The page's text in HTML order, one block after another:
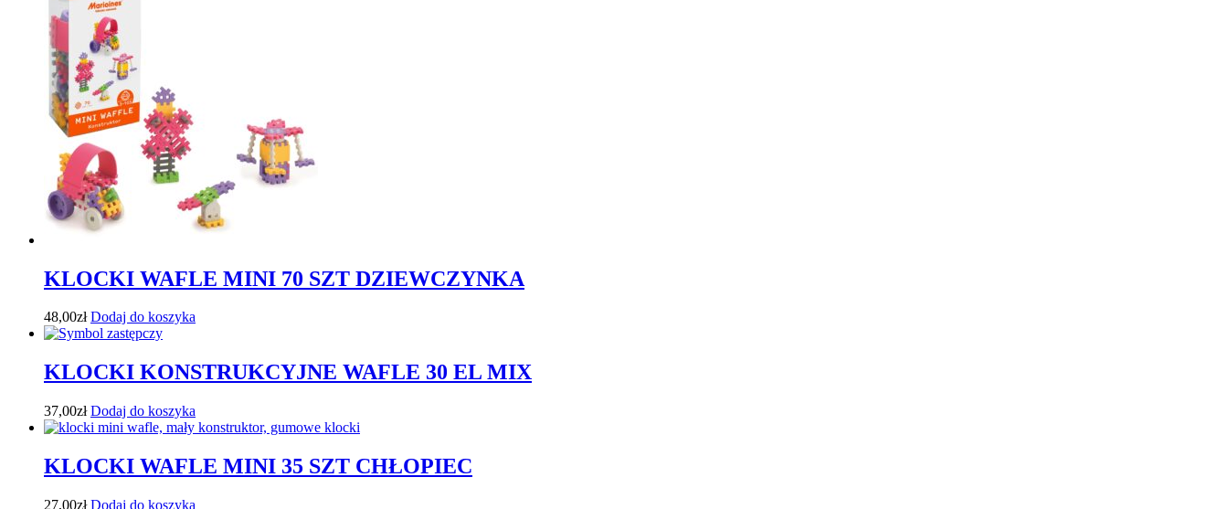
KLOCKI WAFLE MINI 70 SZT DZIEWCZYNKA
48,00zł Dodaj do koszyka
KLOCKI KONSTRUKCYJNE WAFLE 30 EL MIX
37,00zł Dodaj do koszyka
KLOCKI WAFLE MINI 35 SZT CHŁOPIEC
27,00zł Dodaj do koszyka